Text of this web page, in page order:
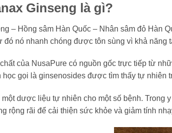
Ginseng là gì?
– Hồng sâm Hàn Quốc – Nhân sâm đỏ
đó nó nhanh chóng được tôn sùng vì khả năng
của NusaPure có nguồn gốc trực tiếp từ
gọi là ginsenosides được tìm thấy tự nhiên
dược liệu tự nhiên cho một số bệnh. Trong
rộng rãi để cải thiện sức khỏe và giảm tính